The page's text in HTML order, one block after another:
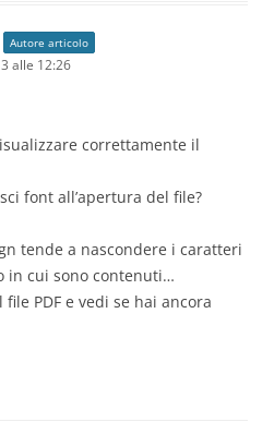
Autore articolo
alle 12:26
correttamente il
font all’apertura del file?
tende a nascondere i caratteri
in cui sono contenuti…
PDF e vedi se hai ancora